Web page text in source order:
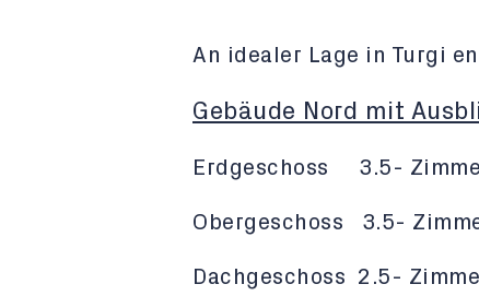
An idealer Lage in Turgi
Gebäude Nord mit
Erdgeschoss 3.5-
Obergeschoss 3.5-
Dachgeschoss 2.5-